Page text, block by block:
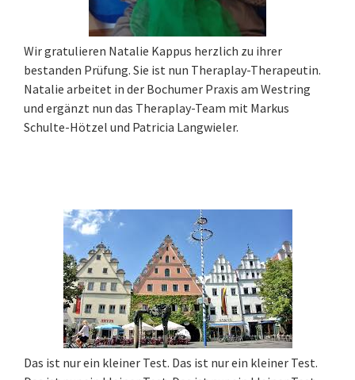
Wir gratulieren Natalie Kappus herzlich zu ihrer
bestanden Prüfung. Sie ist nun Theraplay-Therapeutin.
Natalie arbeitet in der Bochumer Praxis am Westring
und ergänzt nun das Theraplay-Team mit Markus
Schulte-Hötzel und Patricia Langwieler.
Das ist nur ein kleiner Test. Das ist nur ein kleiner Test.